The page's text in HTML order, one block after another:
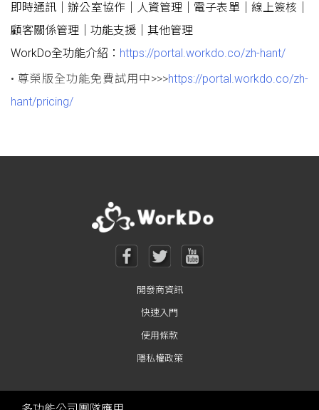
即時通訊｜辦公室協作｜人資管理｜電子表單｜線上簽核｜
顧客關係管理｜功能支援｜其他管理
WorkDo全功能介紹： https://portal.workdo.co/zh-hant/
• 尊榮版全功能免費試用中>>>https://portal.workdo.co/zh-
hant/pricing/
開發商資訊
快速入門
使用條款
隱私權政策